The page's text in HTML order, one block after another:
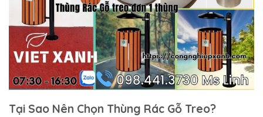
Tại Sao Nên Chọn Thùng Rác Gỗ Treo?